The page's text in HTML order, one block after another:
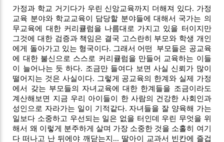
가정과 학교 거기다가 우린 신앙교육까지 더해져 있다. 가정
교육 분야와 학교교육이 담당할 분야들에 대해서 국가는 의
무교육에 대한 커리큘럼을 나름대로 가지고 있을 터이지만
그것에 대한 검증과 책임은 결국 고스란히 부모와 학생 개인
에게 돌아가고 있는 형국이다. 그래서 어떤  부모들은 공교육
에 대한 불신으로 스스로 커리큘럼을 만들어 교육하는 이들
이 늘어나는 듯 하다. 조금만 들여다 보면 사실 신뢰가 많이
떨어지는 것은 사실이다. 그렇게 공교육의 한계와 실제 가정
에서 갖는 부모들의 자녀교육에 대한 한계들을 조금이라도
계산해보면 지금 우리 아이들이 한 사람의 건강한 사회인과
성인으로 자라가는 일이 기적같다. 자녀들을 잘 양육해 가는
일보다 소중하고 우선되는 일은 없을 터인데 우린 무엇을 위
해서 왜 이렇게 분주하게 살며 가장 소중한 것을 소홀히 여기
다 떠나고 난 뒤에야 깨닫는지... 딸아이 교과서 빈칸에 즐겁